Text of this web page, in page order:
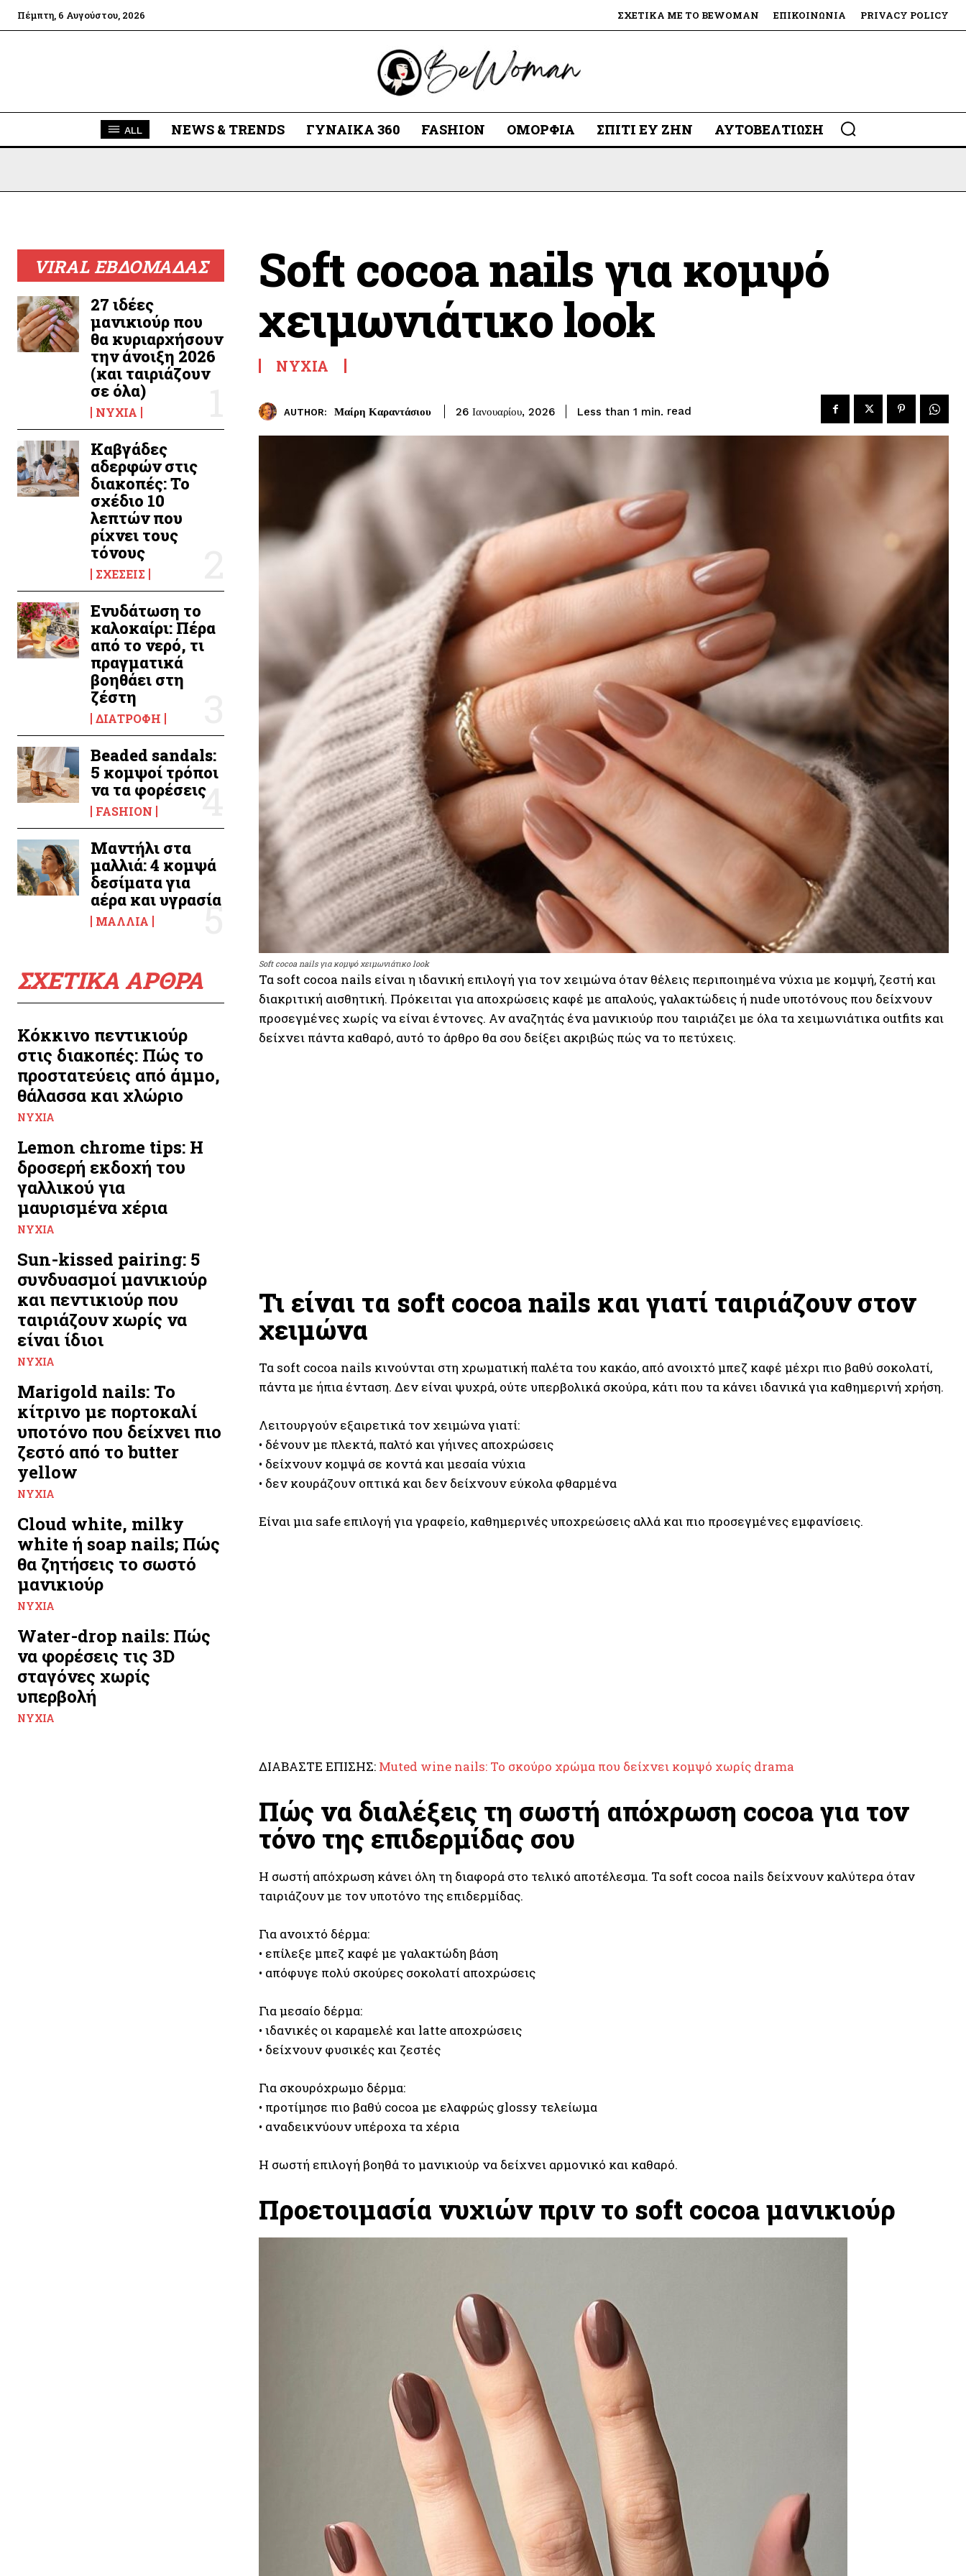
Πέμπτη, 6 Αυγούστου, 2026 ΣΧΕΤΙΚΆ ΜΕ ΤΟ BEWOMAN ΕΠΙΚΟΙΝΩΝΊΑ PRIVACY POLICY
ALL NEWS & TRENDS ΓΥΝΑΊΚΑ 360 FASHION ΟΜΟΡΦΙΆ ΣΠΊΤΙ ΕΥ ΖΗΝ ΑΥΤΟΒΕΛΤΊΩΣΗ
VIRAL ΕΒΔΟΜΑΔΑΣ
27 ιδέες
μανικιούρ που
θα κυριαρχήσουν
την άνοιξη 2026
(και ταιριάζουν
σε όλα)
ΝΎΧΙΑ
Καβγάδες
αδερφών στις
διακοπές: Το
σχέδιο 10
λεπτών που
ρίχνει τους
τόνους
ΣΧΈΣΕΙΣ
Ενυδάτωση το
καλοκαίρι: Πέρα
από το νερό, τι
πραγματικά
βοηθάει στη
ζέστη
ΔΙΑΤΡΟΦΉ
Beaded sandals:
5 κομψοί τρόποι
να τα φορέσεις
FASHION
Μαντήλι στα
μαλλιά: 4 κομψά
δεσίματα για
αέρα και υγρασία
ΜΑΛΛΙΆ
ΣΧΕΤΙΚΑ ΑΡΘΡΑ
Κόκκινο πεντικιούρ
στις διακοπές: Πώς το
προστατεύεις από άμμο,
θάλασσα και χλώριο
ΝΎΧΙΑ
Lemon chrome tips: Η
δροσερή εκδοχή του
γαλλικού για
μαυρισμένα χέρια
ΝΎΧΙΑ
Sun-kissed pairing: 5
συνδυασμοί μανικιούρ
και πεντικιούρ που
ταιριάζουν χωρίς να
είναι ίδιοι
ΝΎΧΙΑ
Marigold nails: Το
κίτρινο με πορτοκαλί
υποτόνο που δείχνει πιο
ζεστό από το butter
yellow
ΝΎΧΙΑ
Cloud white, milky
white ή soap nails; Πώς
θα ζητήσεις το σωστό
μανικιούρ
ΝΎΧΙΑ
Water-drop nails: Πώς
να φορέσεις τις 3D
σταγόνες χωρίς
υπερβολή
ΝΎΧΙΑ
Soft cocoa nails για κομψό
χειμωνιάτικο look
ΝΎΧΙΑ
AUTHOR: Μαίρη Καραντάσιου 26 Ιανουαρίου, 2026 Less than 1 min. read
Soft cocoa nails για κομψό χειμωνιάτικο look
Τα soft cocoa nails είναι η ιδανική επιλογή για τον χειμώνα όταν θέλεις περιποιημένα νύχια με κομψή, ζεστή και
διακριτική αισθητική. Πρόκειται για αποχρώσεις καφέ με απαλούς, γαλακτώδεις ή nude υποτόνους που δείχνουν
προσεγμένες χωρίς να είναι έντονες. Αν αναζητάς ένα μανικιούρ που ταιριάζει με όλα τα χειμωνιάτικα outfits και
δείχνει πάντα καθαρό, αυτό το άρθρο θα σου δείξει ακριβώς πώς να το πετύχεις.
Τι είναι τα soft cocoa nails και γιατί ταιριάζουν στον
χειμώνα
Τα soft cocoa nails κινούνται στη χρωματική παλέτα του κακάο, από ανοιχτό μπεζ καφέ μέχρι πιο βαθύ σοκολατί,
πάντα με ήπια ένταση. Δεν είναι ψυχρά, ούτε υπερβολικά σκούρα, κάτι που τα κάνει ιδανικά για καθημερινή χρήση.
Λειτουργούν εξαιρετικά τον χειμώνα γιατί:
• δένουν με πλεκτά, παλτό και γήινες αποχρώσεις
• δείχνουν κομψά σε κοντά και μεσαία νύχια
• δεν κουράζουν οπτικά και δεν δείχνουν εύκολα φθαρμένα
Είναι μια safe επιλογή για γραφείο, καθημερινές υποχρεώσεις αλλά και πιο προσεγμένες εμφανίσεις.
ΔΙΑΒΑΣΤΕ ΕΠΙΣΗΣ: Muted wine nails: Το σκούρο χρώμα που δείχνει κομψό χωρίς drama
Πώς να διαλέξεις τη σωστή απόχρωση cocoa για τον
τόνο της επιδερμίδας σου
Η σωστή απόχρωση κάνει όλη τη διαφορά στο τελικό αποτέλεσμα. Τα soft cocoa nails δείχνουν καλύτερα όταν
ταιριάζουν με τον υποτόνο της επιδερμίδας.
Για ανοιχτό δέρμα:
• επίλεξε μπεζ καφέ με γαλακτώδη βάση
• απόφυγε πολύ σκούρες σοκολατί αποχρώσεις
Για μεσαίο δέρμα:
• ιδανικές οι καραμελέ και latte αποχρώσεις
• δείχνουν φυσικές και ζεστές
Για σκουρόχρωμο δέρμα:
• προτίμησε πιο βαθύ cocoa με ελαφρώς glossy τελείωμα
• αναδεικνύουν υπέροχα τα χέρια
Η σωστή επιλογή βοηθά το μανικιούρ να δείχνει αρμονικό και καθαρό.
Προετοιμασία νυχιών πριν το soft cocoa μανικιούρ